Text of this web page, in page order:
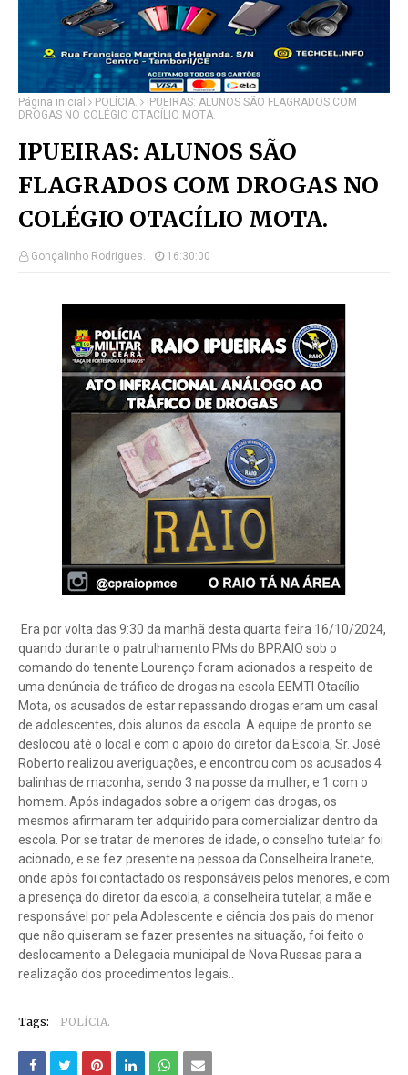
Página inicial POLÍCIA.
IPUEIRAS: ALUNOS SÃO FLAGRADOS COM
DROGAS NO COLÉGIO OTACÍLIO MOTA.
IPUEIRAS: ALUNOS SÃO
FLAGRADOS COM DROGAS NO
COLÉGIO OTACÍLIO MOTA.
Gonçalinho Rodrigues. 16:30:00
Era por volta das 9:30 da manhã desta quarta feira 16/10/2024,
quando durante o patrulhamento PMs do BPRAIO sob o
comando do tenente Lourenço foram acionados a respeito de
uma denúncia de tráfico de drogas na escola EEMTI Otacílio
Mota, os acusados de estar repassando drogas eram um casal
de adolescentes, dois alunos da escola. A equipe de pronto se
deslocou até o local e com o apoio do diretor da Escola, Sr. José
Roberto realizou averiguações, e encontrou com os acusados 4
balinhas de maconha, sendo 3 na posse da mulher, e 1 com o
homem. Após indagados sobre a origem das drogas, os
mesmos afirmaram ter adquirido para comercializar dentro da
escola. Por se tratar de menores de idade, o conselho tutelar foi
acionado, e se fez presente na pessoa da Conselheira Iranete,
onde após foi contactado os responsáveis pelos menores, e com
a presença do diretor da escola, a conselheira tutelar, a mãe e
responsável por pela Adolescente e ciência dos pais do menor
que não quiseram se fazer presentes na situação, foi feito o
deslocamento a Delegacia municipal de Nova Russas para a
realização dos procedimentos legais..
Tags: POLÍCIA.